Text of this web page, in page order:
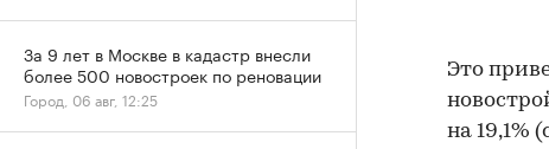
Это
на 19,1%
За 9 лет в Москве в кадастр внесли
более 500 новостроек по реновации
Город, 06 авг, 12:25